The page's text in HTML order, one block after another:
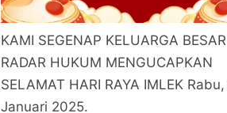
KAMI SEGENAP KELUARGA
RADAR HUKUM MENGUCAPKAN
SELAMAT HARI RAYA IMLEK
Januari 2025.